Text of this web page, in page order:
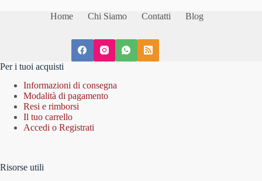
Home Chi Siamo Contatti Blog
Per i tuoi acquisti
Informazioni di consegna
Modalità di pagamento
Resi e rimborsi
Il tuo carrello
Accedi o Registrati
Risorse utili